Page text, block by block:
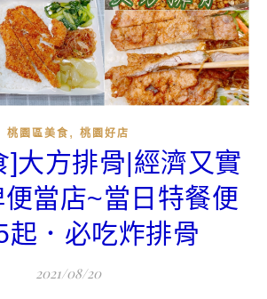
桃園區美食 , 桃園好店
]大方排骨|經濟又實
當店~當日特餐便
起．必吃炸排骨
2021/08/20